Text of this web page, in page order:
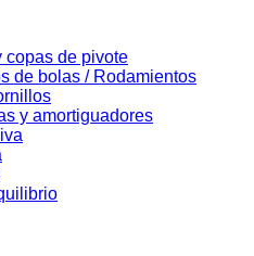
copas de pivote
de bolas / Rodamientos
y amortiguadores